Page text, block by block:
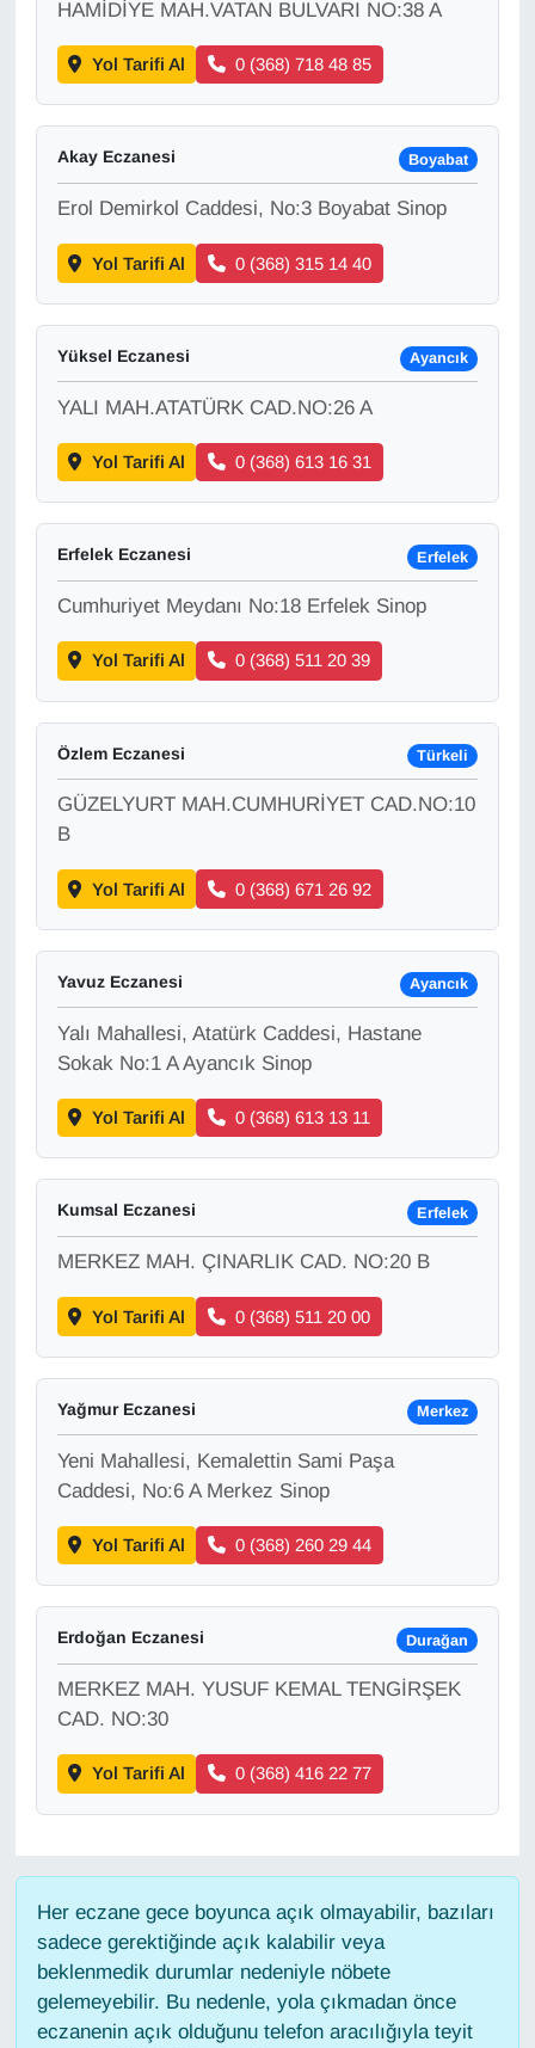
HAMİDİYE MAH.VATAN BULVARI NO:38 A
Yol Tarifi Al 0 (368) 718 48 85
Akay Eczanesi Boyabat
Erol Demirkol Caddesi, No:3 Boyabat Sinop
Yol Tarifi Al 0 (368) 315 14 40
Yüksel Eczanesi Ayancık
YALI MAH.ATATÜRK CAD.NO:26 A
Yol Tarifi Al 0 (368) 613 16 31
Erfelek Eczanesi Erfelek
Cumhuriyet Meydanı No:18 Erfelek Sinop
Yol Tarifi Al 0 (368) 511 20 39
Özlem Eczanesi Türkeli
GÜZELYURT MAH.CUMHURİYET CAD.NO:10
B
Yol Tarifi Al 0 (368) 671 26 92
Yavuz Eczanesi Ayancık
Yalı Mahallesi, Atatürk Caddesi, Hastane
Sokak No:1 A Ayancık Sinop
Yol Tarifi Al 0 (368) 613 13 11
Kumsal Eczanesi Erfelek
MERKEZ MAH. ÇINARLIK CAD. NO:20 B
Yol Tarifi Al 0 (368) 511 20 00
Yağmur Eczanesi Merkez
Yeni Mahallesi, Kemalettin Sami Paşa
Caddesi, No:6 A Merkez Sinop
Yol Tarifi Al 0 (368) 260 29 44
Erdoğan Eczanesi Durağan
MERKEZ MAH. YUSUF KEMAL TENGİRŞEK
CAD. NO:30
Yol Tarifi Al 0 (368) 416 22 77
Her eczane gece boyunca açık olmayabilir, bazıları
sadece gerektiğinde açık kalabilir veya
beklenmedik durumlar nedeniyle nöbete
gelemeyebilir. Bu nedenle, yola çıkmadan önce
eczanenin açık olduğunu telefon aracılığıyla teyit